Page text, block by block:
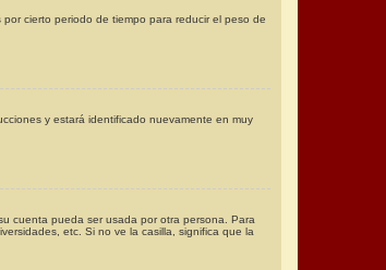
cierto periodo de tiempo para reducir el peso de
y estará identificado nuevamente en muy
cuenta pueda ser usada por otra persona. Para
etc. Si no ve la casilla, significa que la